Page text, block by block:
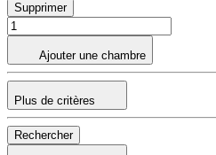
Supprimer
Ajouter une chambre
Plus de critères
Rechercher